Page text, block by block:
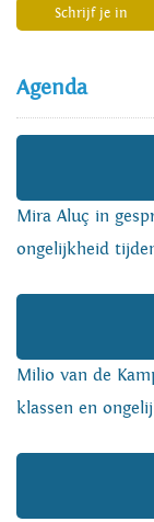
Schrijf je in
Agenda
Mira Aluç in
ongelijkheid
Milio van de
klassen en